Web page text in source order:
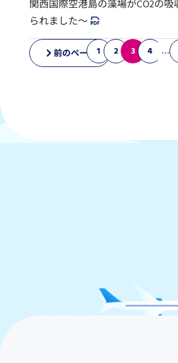
関西国際空港島の藻場がCO2の
られました～
前のページ 1 2 3 4 …